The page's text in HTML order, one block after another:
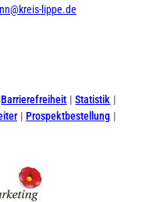
lippe.de
Barrierefreiheit
Statistik
Prospektbestellung